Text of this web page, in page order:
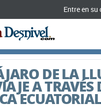
Entre en
DE LA
A TRAVÉS
ECUATORIAL